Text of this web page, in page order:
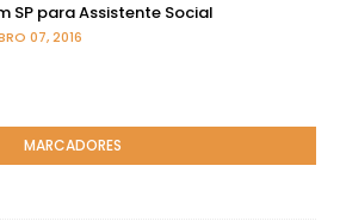
SP para Assistente Social
07, 2016
MARCADORES